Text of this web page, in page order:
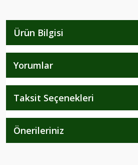
Ürün Bilgisi
Yorumlar
Taksit Seçenekleri
Önerileriniz